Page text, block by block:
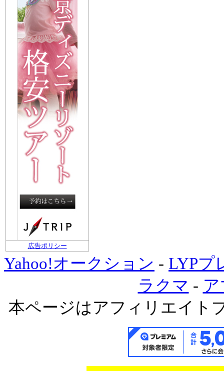
広告ポリシー
Yahoo!オークション - LYPプ
ラクマ -
本ページはアフィリエイト